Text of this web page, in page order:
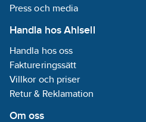
Press och media
Handla hos Ahlsell
Handla hos oss
Faktureringssätt
Villkor och priser
Retur & Reklamation
Om oss